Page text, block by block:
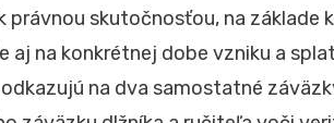
právnou skutočnosťou, na základe
aj na konkrétnej dobe vzniku a
na dva samostatné